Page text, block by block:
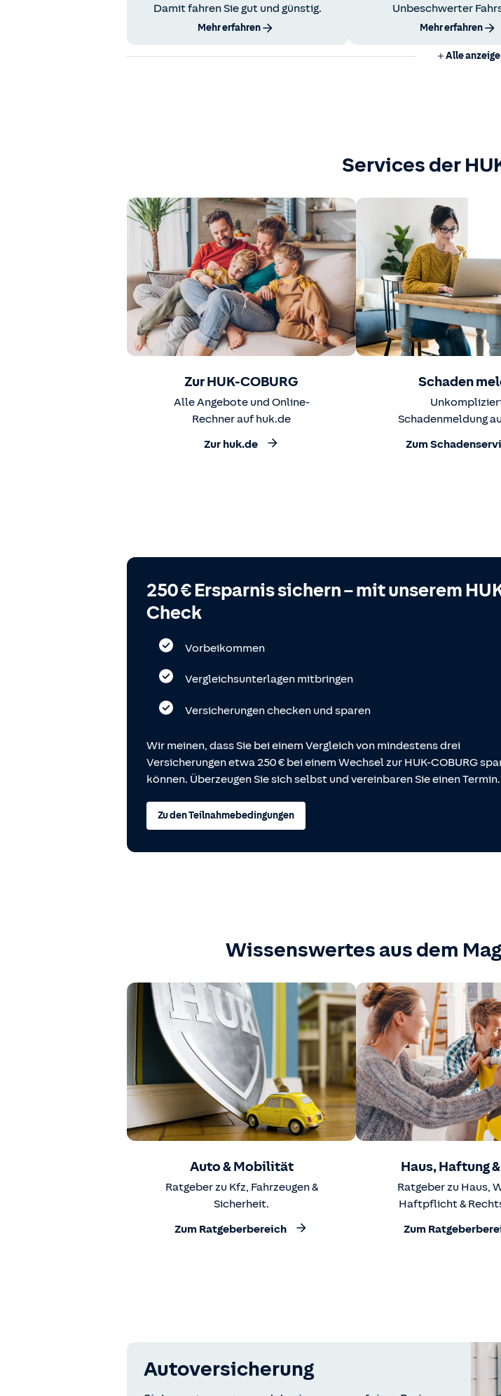
Damit fahren Sie gut und günstig.
Mehr erfahren
Unbeschwerter
Mehr erfahren
Alle
Services der
Zur HUK-COBURG
Alle Angebote und Online-
Rechner auf huk.de
Zur huk.de
Schaden
Schadenmeldung
Zum
250 € Ersparnis sichern – mit unserem
Check
Vorbeikommen
Vergleichsunterlagen mitbringen
Versicherungen checken und sparen
Wir meinen, dass Sie bei einem Vergleich von mindestens drei
Versicherungen etwa 250 € bei einem Wechsel zur HUK-COBURG
können. Überzeugen Sie sich selbst und vereinbaren Sie einen Termin.
Zu den Teilnahmebedingungen
Wissenswertes aus dem
Auto & Mobilität
Ratgeber zu Kfz, Fahrzeugen &
Sicherheit.
Zum Ratgeberbereich
Haus, Haftung
Ratgeber zu Haus,
Haftpflicht &
Zum
Autoversicherung